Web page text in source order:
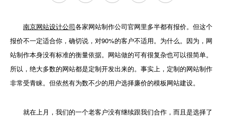
南京网站设计公司各家网站制作公司官网里多半都有报价。但这个
报价不一定适合你，确切说，对90%的客户不适用。为什么。因为，网
站制作本身没有标准的衡量依据。网站做的可有很复杂也可以很简单。
所以，绝大多数的网站都是定制开发出来的。事实上，定制的网站制作
非常受青睐。但依然有为数不少的用户选择廉价的模板网站建设。
就在上月，我们的一个老客户没有继续跟我们合作，而且是选择了